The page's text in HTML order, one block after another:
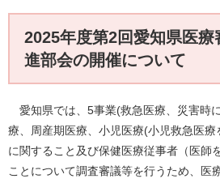
2025年度第2回愛知県医
進部会の開催について
愛知県では、5事業(救急医療、災害時
療、周産期医療、小児医療(小児救急医
に関すること及び保健医療従事者（医師
ことについて調査審議等を行うため、医